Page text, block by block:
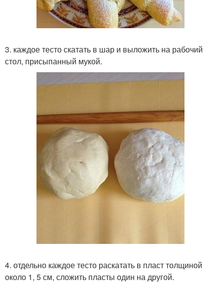
3. каждое тесто скатать в шар и выложить на рабочий
стол, присыпанный мукой.
4. отдельно каждое тесто раскатать в пласт толщиной
около 1, 5 см, сложить пласты один на другой.